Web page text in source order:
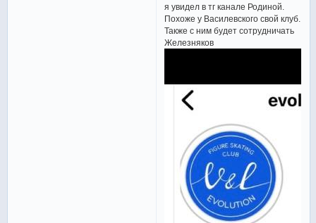
я увидел в тг канале Родиной.
Похоже у Василевского свой клуб.
Также с ним будет сотрудничать
Железняков